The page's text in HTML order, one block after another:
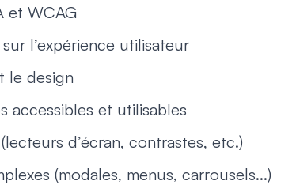
et WCAG
sur l’expérience utilisateur
le design
accessibles et utilisables
(lecteurs d’écran, contrastes, etc.)
(modales, menus, carrousels...)